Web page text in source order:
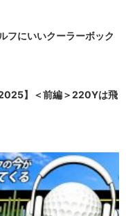
フにいいクーラーボック
2025】＜前編＞220Yは飛